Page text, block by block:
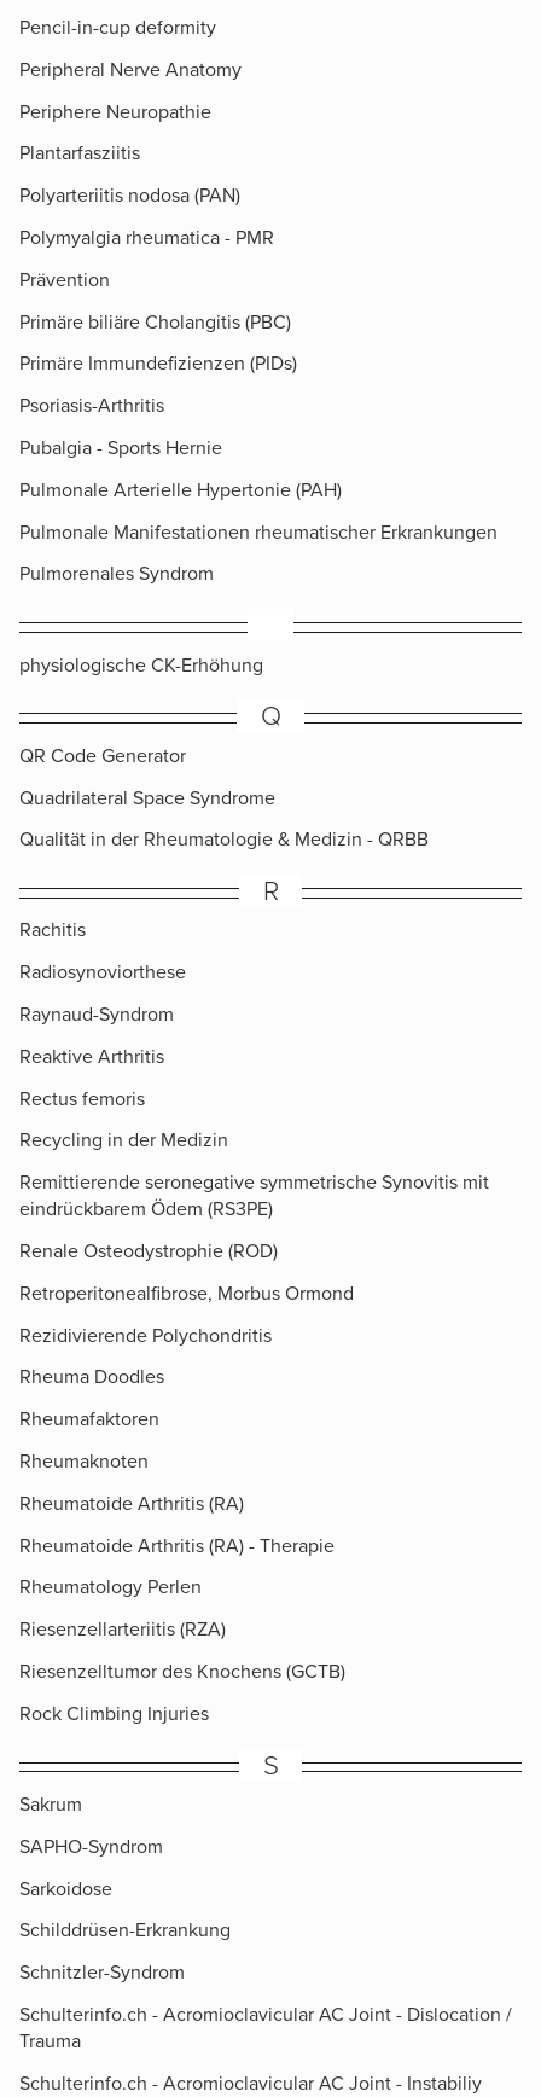
Pencil-in-cup deformity
Peripheral Nerve Anatomy
Periphere Neuropathie
Plantarfasziitis
Polyarteriitis nodosa (PAN)
Polymyalgia rheumatica - PMR
Prävention
Primäre biliäre Cholangitis (PBC)
Primäre Immundefizienzen (PIDs)
Psoriasis-Arthritis
Pubalgia - Sports Hernie
Pulmonale Arterielle Hypertonie (PAH)
Pulmonale Manifestationen rheumatischer Erkrankungen
Pulmorenales Syndrom
​physiologische CK-Erhöhung
Q
QR Code Generator
Quadrilateral Space Syndrome
Qualität in der Rheumatologie & Medizin - QRBB
R
Rachitis
Radiosynoviorthese
Raynaud-Syndrom
Reaktive Arthritis
Rectus femoris
Recycling in der Medizin
Remittierende seronegative symmetrische Synovitis mit
eindrückbarem Ödem (RS3PE)
Renale Osteodystrophie (ROD)
Retroperitonealfibrose, Morbus Ormond
Rezidivierende Polychondritis
Rheuma Doodles
Rheumafaktoren
Rheumaknoten
Rheumatoide Arthritis (RA)
Rheumatoide Arthritis (RA) - Therapie
Rheumatology Perlen
Riesenzellarteriitis (RZA)
Riesenzelltumor des Knochens (GCTB)
Rock Climbing Injuries
S
Sakrum
SAPHO-Syndrom
Sarkoidose
Schilddrüsen-Erkrankung
Schnitzler-Syndrom
Schulterinfo.ch - Acromioclavicular AC Joint - Dislocation /
Trauma
Schulterinfo.ch - Acromioclavicular AC Joint - Instabiliy